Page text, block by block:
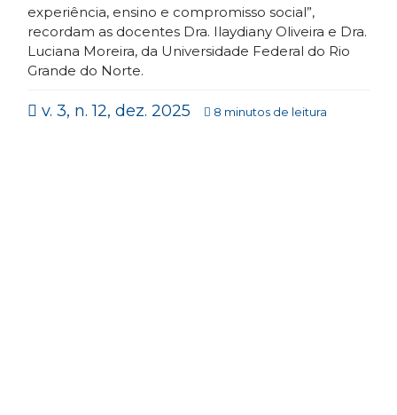
experiência, ensino e compromisso social”,
recordam as docentes Dra. Ilaydiany Oliveira e Dra.
Luciana Moreira, da Universidade Federal do Rio
Grande do Norte.
v. 3, n. 12, dez. 2025 8 minutos de leitura